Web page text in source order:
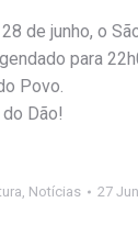
de junho, o
para
Povo.
Dão!
Notícias 27